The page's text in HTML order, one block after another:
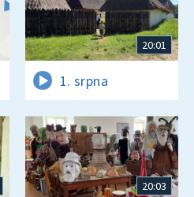
20:01
1. srpna
20:03